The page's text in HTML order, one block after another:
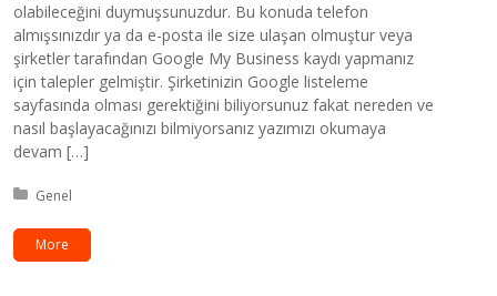
olabileceğini duymuşsunuzdur. Bu konuda telefon
almışsınızdır ya da e-posta ile size ulaşan olmuştur veya
şirketler tarafından Google My Business kaydı yapmanız
için talepler gelmiştir. Şirketinizin Google listeleme
sayfasında olması gerektiğini biliyorsunuz fakat nereden ve
nasıl başlayacağınızı bilmiyorsanız yazımızı okumaya
devam […]
Kategori:
Genel
More